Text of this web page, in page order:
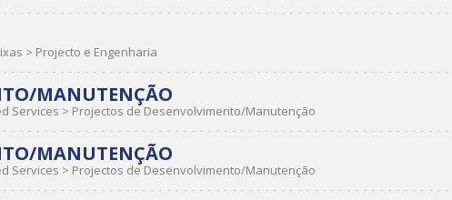
> Projecto e Engenharia
MANUTENÇÃO
Services > Projectos de Desenvolvimento/Manutenção
MANUTENÇÃO
Services > Projectos de Desenvolvimento/Manutenção